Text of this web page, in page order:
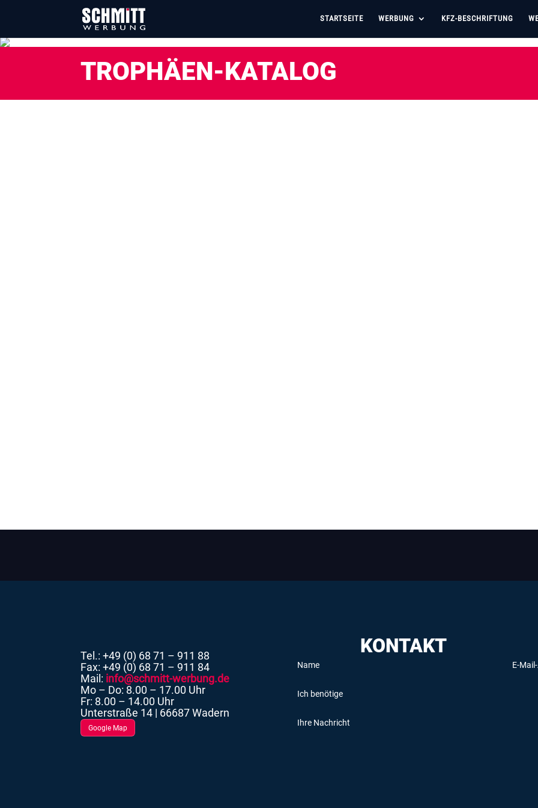
STARTSEITE WERBUNG KFZ-BESCHRIFTUNG
TROPHÄEN-KATALOG
KONTAKT
Tel.: +49 (0) 68 71 – 911 88
Fax: +49 (0) 68 71 – 911 84
Mail: info@schmitt-werbung.de
Mo – Do: 8.00 – 17.00 Uhr
Fr: 8.00 – 14.00 Uhr
Unterstraße 14 | 66687 Wadern
Google Map